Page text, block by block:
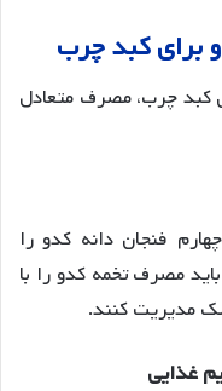
برایکبدچرب
کبد چرب، مصرف متعادل
فنجان دانه کدو را
مصرف تخمه کدو را با
مدیریت کنند.
غذایی